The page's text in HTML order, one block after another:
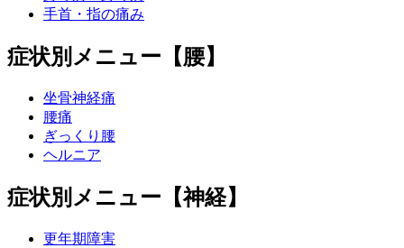
手首・指の痛み
症状別メニュー【腰】
坐骨神経痛
腰痛
ぎっくり腰
ヘルニア
症状別メニュー【神経】
更年期障害